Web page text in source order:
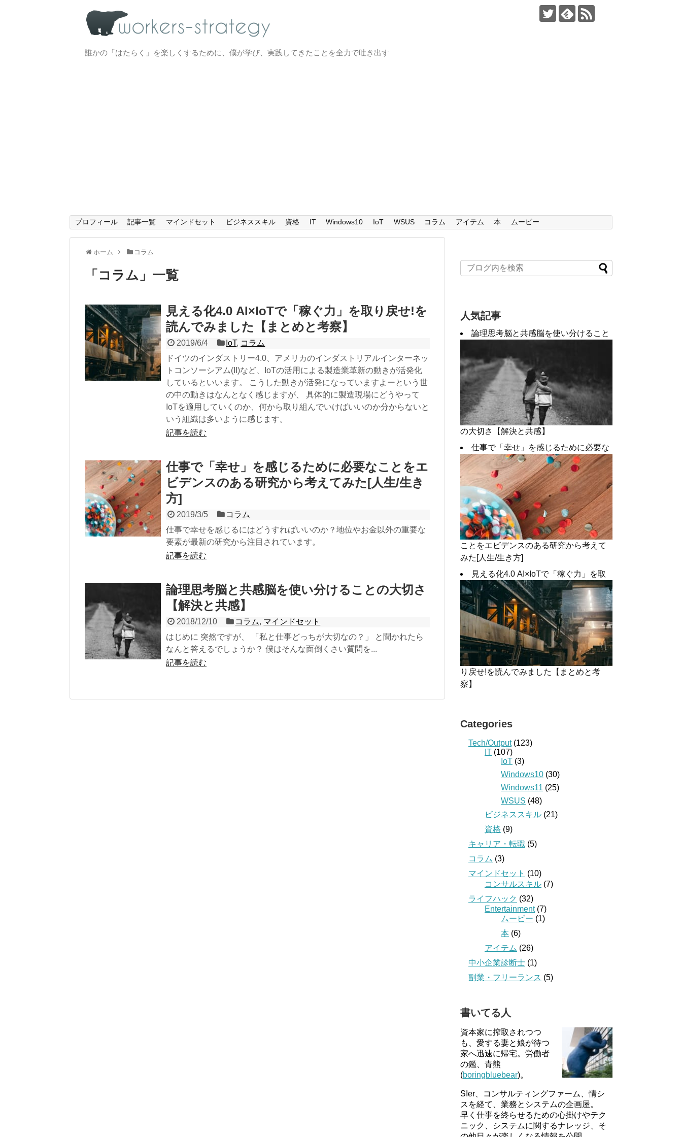
誰かの「はたらく」を楽しくするために、僕が学び、実践してきたことを全力で吐き出す
プロフィール 記事一覧 マインドセット ビジネススキル 資格 IT Windows10 IoT WSUS コラム アイテム 本 ムービー
ホーム コラム
「 コラム 」 一覧
見える化4.0 AI×IoTで「稼ぐ力」を取り戻せ!を
読んでみました【まとめと考察】
2019/6/4 IoT, コラム
ドイツのインダストリー4.0、アメリカのインダストリアルインターネッ
トコンソーシアム(II)など、IoTの活用による製造業革新の動きが活発化
しているといいます。 こうした動きが活発になっていますよーという世
の中の動きはなんとなく感じますが、 具体的に製造現場にどうやって
IoTを適用していくのか、何から取り組んでいけばいいのか分からないと
いう組織は多いように感じます。
記事を読む
仕事で「幸せ」を感じるために必要なことをエ
ビデンスのある研究から考えてみた[人生/生き
方]
2019/3/5
コラム
仕事で幸せを感じるにはどうすればいいのか？地位やお金以外の重要な
要素が最新の研究から注目されています。
記事を読む
論理思考脳と共感脳を使い分けることの大切さ
【解決と共感】
2018/12/10 コラム, マインドセット
はじめに 突然ですが、 「私と仕事どっちが大切なの？」 と聞かれたら
なんと答えるでしょうか？ 僕はそんな面倒くさい質問を...
記事を読む
人気記事
論理思考脳と共感脳を使い分けること
の大切さ【解決と共感】
仕事で「幸せ」を感じるために必要な
ことをエビデンスのある研究から考えて
みた[人生/生き方]
見える化4.0 AI×IoTで「稼ぐ力」を取
り戻せ!を読んでみました【まとめと考
察】
Categories
Tech/Output(123)
IT (107)
IoT (3)
Windows10 (30)
Windows11 (25)
WSUS (48)
ビジネススキル (21)
資格 (9)
キャリア・転職 (5)
コラム (3)
マインドセット (10)
コンサルスキル (7)
ライフハック (32)
Entertainment(7)
ムービー (1)
本 (6)
アイテム (26)
中小企業診断士 (1)
副業・フリーランス (5)
書いてる人
資本家に搾取されつつ
も、愛する妻と娘が待つ
家へ迅速に帰宅。労働者
の鑑、青熊
(boringbluebear)。
SIer、コンサルティングファーム、情シ
スを経て、業務とシステムの企画屋。
早く仕事を終らせるための心掛けやテク
ニック、システムに関するナレッジ、そ